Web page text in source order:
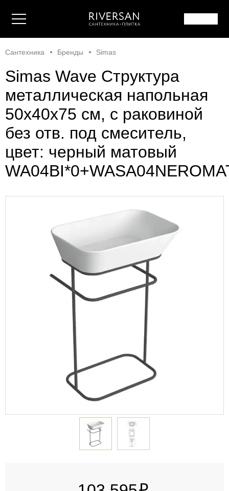
Сантехника Бренды Simas
Simas Wave Структура
металлическая напольная
50х40х75 см, с раковиной
без отв. под смеситель,
цвет: черный матовый